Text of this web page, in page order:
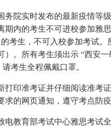
务院实时发布的最新疫情等
期内的考生不可进校参加雅
考生，不可入校参加考试
）。所有考生须出示 “西安
考生全程佩戴口罩。
打印准考证并仔细阅读准考
求的网页通知，遵守考点防疫
电教育部考试中心雅思考试全